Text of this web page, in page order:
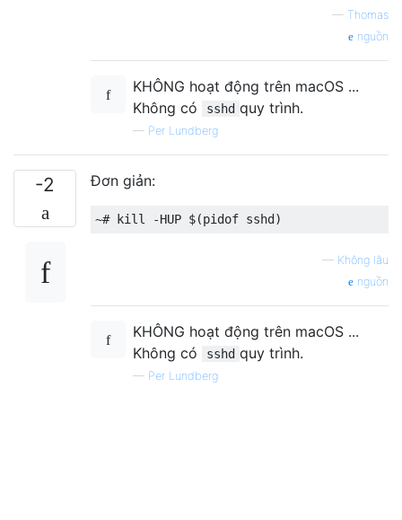
— Thomas
nguồn
KHÔNG hoạt động trên macOS ...
Không có
sshd quy trình.
— Per Lundberg
-2 Đơn giản:
— Không lâu
nguồn
KHÔNG hoạt động trên macOS ...
Không có
sshd quy trình.
— Per Lundberg